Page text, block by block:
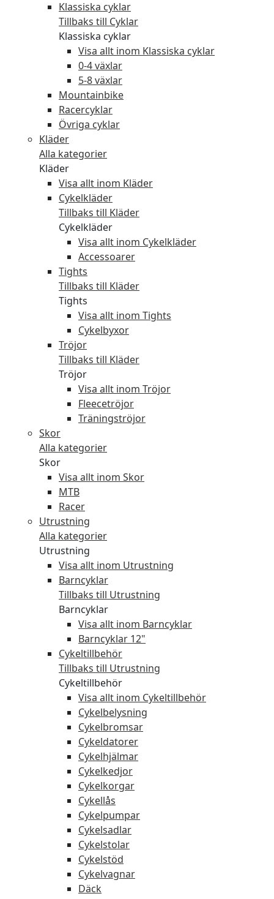
Klassiska cyklar
Tillbaks till Cyklar
Klassiska cyklar
Visa allt inom Klassiska cyklar
0-4 växlar
5-8 växlar
Mountainbike
Racercyklar
Övriga cyklar
Kläder
Alla kategorier
Kläder
Visa allt inom Kläder
Cykelkläder
Tillbaks till Kläder
Cykelkläder
Visa allt inom Cykelkläder
Accessoarer
Tights
Tillbaks till Kläder
Tights
Visa allt inom Tights
Cykelbyxor
Tröjor
Tillbaks till Kläder
Tröjor
Visa allt inom Tröjor
Fleecetröjor
Träningströjor
Skor
Alla kategorier
Skor
Visa allt inom Skor
MTB
Racer
Utrustning
Alla kategorier
Utrustning
Visa allt inom Utrustning
Barncyklar
Tillbaks till Utrustning
Barncyklar
Visa allt inom Barncyklar
Barncyklar 12"
Cykeltillbehör
Tillbaks till Utrustning
Cykeltillbehör
Visa allt inom Cykeltillbehör
Cykelbelysning
Cykelbromsar
Cykeldatorer
Cykelhjälmar
Cykelkedjor
Cykelkorgar
Cykellås
Cykelpumpar
Cykelsadlar
Cykelstolar
Cykelstöd
Cykelvagnar
Däck